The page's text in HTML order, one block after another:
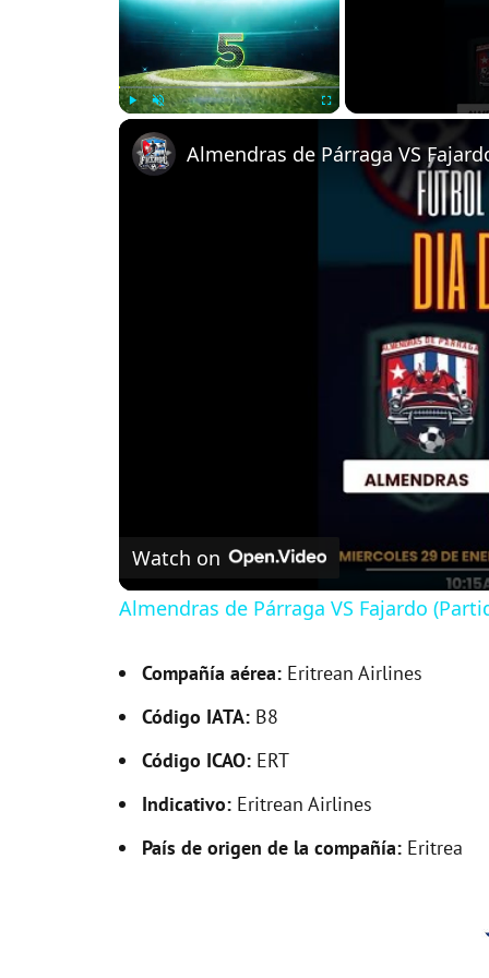
Almendras de Párraga VS
Watch on
Almendras de Párraga VS Fajardo
Compañía aérea: Eritrean Airlines
Código IATA: B8
Código ICAO: ERT
Indicativo: Eritrean Airlines
País de origen de la compañía: Eritrea